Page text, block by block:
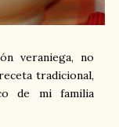
veraniega, no
tradicional,
de mi familia